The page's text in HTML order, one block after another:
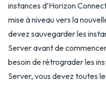
instances d’Horizon
mise à niveau vers la
devez sauvegarder les
Server avant de
besoin de rétrograder les
Server, vous devez toutes